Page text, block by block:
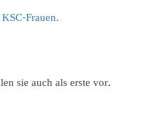
Frauen.
sie auch als erste vor.